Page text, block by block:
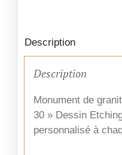
Description
Description
Monument de
30 » Dessin
personnalisé à